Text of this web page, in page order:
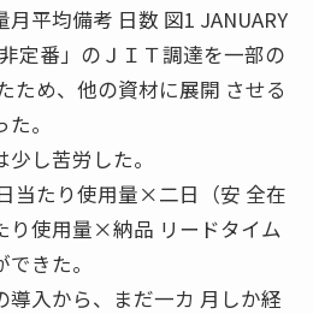
平均備考 日数 図1 JANUARY
番」のＪＩＴ調達を一部の
ため、他の資材に展開 させる
。
し苦労した。
当たり使用量×二日（安 全在
り使用量×納品 リードタイム
きた。
導入から、まだ一カ 月しか経